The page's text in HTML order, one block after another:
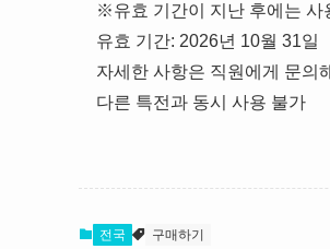
※유효 기간이 지난 후에는 사
유효 기간: 2026년 10월 31일
자세한 사항은 직원에게 문의
다른 특전과 동시 사용 불가
전국 구매하기